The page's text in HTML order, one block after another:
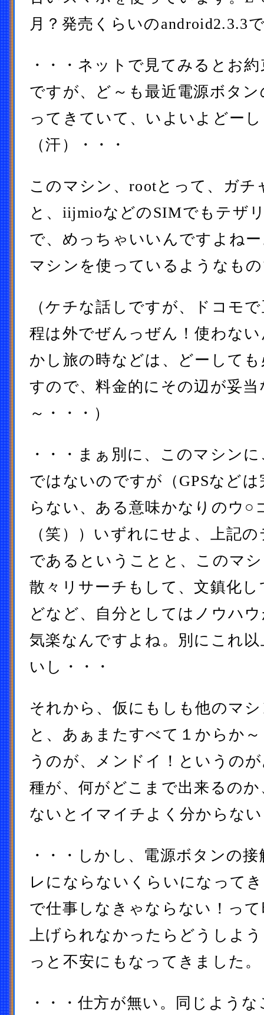
月？発売くらいのandroid2.3.3
・・・ネットで見てみるとお
ですが、ど～も最近電源ボタ
ってきていて、いよいよどー
（汗）・・・
このマシン、rootとって、ガ
と、iijmioなどのSIMでもテザ
で、めっちゃいいんですよね
マシンを使っているようなも
（ケチな話しですが、ドコモ
程は外でぜんっぜん！使わな
かし旅の時などは、どーして
すので、料金的にその辺が妥
～・・・）
・・・まぁ別に、このマシン
ではないのですが（GPSなど
らない、ある意味かなりのウ○
（笑））いずれにせよ、上記
であるということと、このマ
散々リサーチもして、文鎮化
どなど、自分としてはノウハ
気楽なんですよね。別にこれ
いし・・・
それから、仮にもしも他のマ
と、あぁまたすべて１からか
うのが、メンドイ！というの
種が、何がどこまで出来るの
ないとイマイチよく分からな
・・・しかし、電源ボタンの
レにならないくらいになって
で仕事しなきゃならない！っ
上げられなかったらどうしよ
っと不安にもなってきました。
・・・仕方が無い。同じよう